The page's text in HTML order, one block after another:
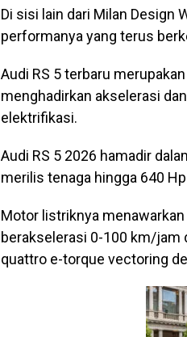
Di sisi lain dari Milan Design
performanya yang terus
Audi RS 5 terbaru
menghadirkan akselerasi
elektrifikasi.
Audi RS 5 2026 hamadir
merilis tenaga hingga 640
Motor listriknya
berakselerasi 0-100 km/jam
quattro e-torque vectoring